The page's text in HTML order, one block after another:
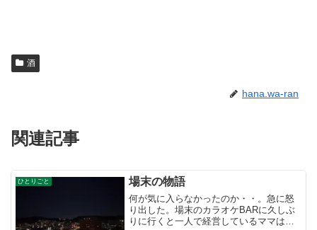
酒
hana.wa-ran
関連記事
ひとりごと 場末の物語
何が気に入らなかったのか・・。急に怒
り出した。場末のカラオケBARに久しぶ
りに行くと一人で経営しているママは